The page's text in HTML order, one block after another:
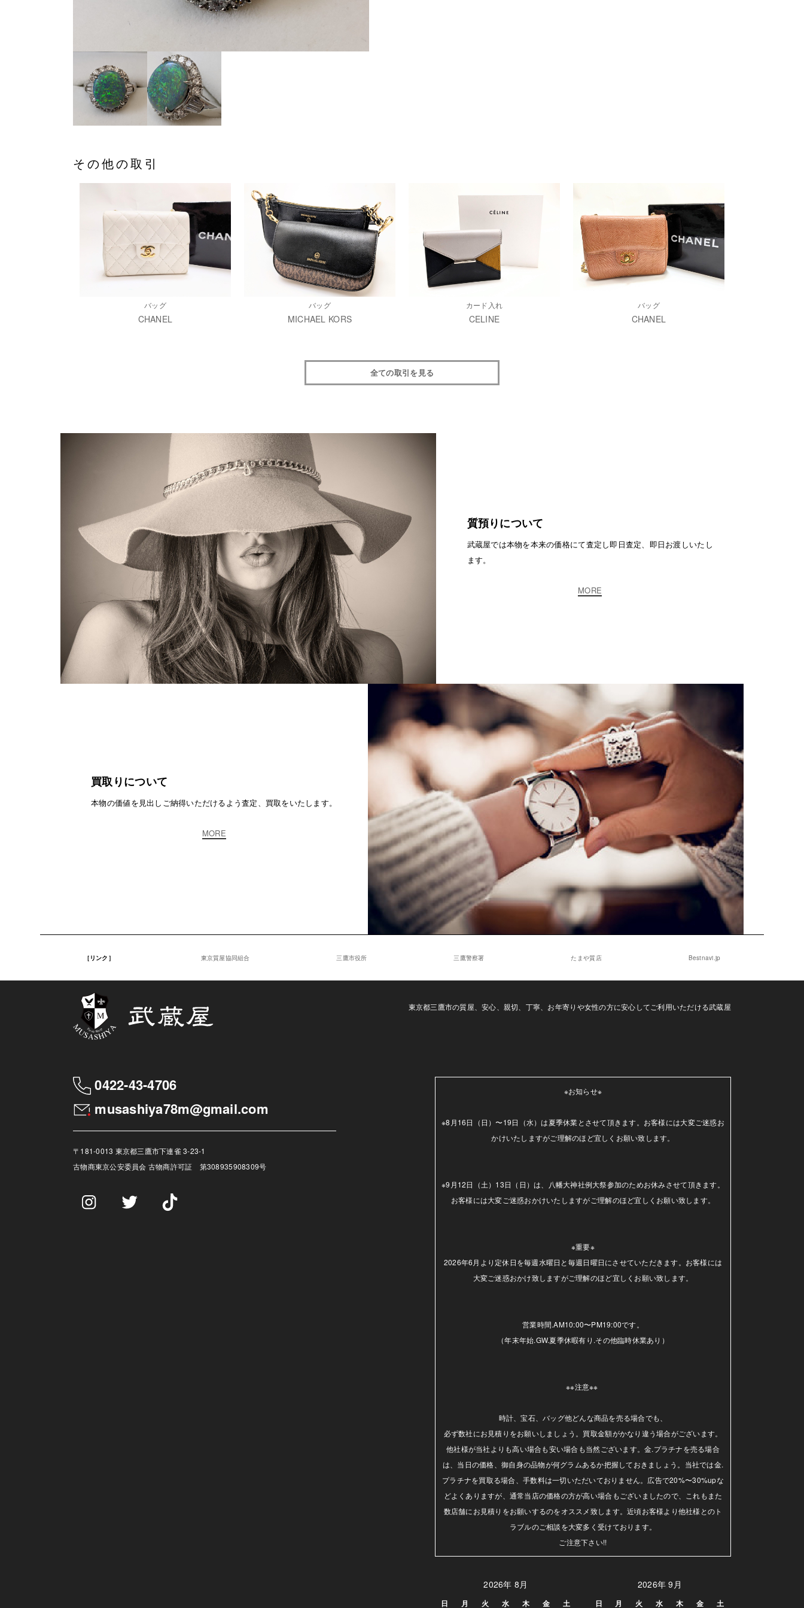
その他の取引
バッグ
CHANEL
バッグ
MICHAEL KORS
カード入れ
CELINE
バッグ
CHANEL
全ての取引を見る
質預りについて
武蔵屋では本物を本来の価格にて査定し即日査定、即日お渡しいたし
ます。
MORE
買取りについて
本物の価値を見出しご納得いただけるよう査定、買取をいたします。
MORE
［リンク］ 東京質屋協同組合 三鷹市役所 三鷹警察署 たまや質店 Bestnavi.jp
東京都三鷹市の質屋、安心、親切、丁寧、お年寄りや女性の方に安心してご利用いただける武蔵屋
0422-43-4706
musashiya78m@gmail.com
〒181-0013 東京都三鷹市下連雀 3-23-1
古物商東京公安委員会 古物商許可証 第308935908309号
※お知らせ※
※8月16日（日）〜19日（水）は夏季休業とさせて頂きます。お客様には大変ご迷惑お
かけいたしますがご理解のほど宜しくお願い致します。
※9月12日（土）13日（日）は、八幡大神社例大祭参加のためお休みさせて頂きます。
お客様には大変ご迷惑おかけいたしますがご理解のほど宜しくお願い致します。
※重要※
2026年6月より定休日を毎週水曜日と毎週日曜日にさせていただきます。お客様には
大変ご迷惑おかけ致しますがご理解のほど宜しくお願い致します。
営業時間.AM10:00〜PM19:00です。
（年末年始.GW.夏季休暇有り.その他臨時休業あり）
※※注意※※
時計、宝石、バッグ他どんな商品を売る場合でも、
必ず数社にお見積りをお願いしましょう。買取金額がかなり違う場合がございます。
他社様が当社よりも高い場合も安い場合も当然ございます。金.プラチナを売る場合
は、当日の価格、御自身の品物が何グラムあるか把握しておきましょう。当社では金.
プラチナを買取る場合、手数料は一切いただいておりません。広告で20%〜30%upな
どよくありますが、通常当店の価格の方が高い場合もございましたので、これもまた
数店舗にお見積りをお願いするのをオススメ致します。近頃お客様より他社様とのト
ラブルのご相談を大変多く受けております。
ご注意下さい!!
2026年 8月
日 月 火 水 木 金 土
2026年 9月
日 月 火 水 木 金 土